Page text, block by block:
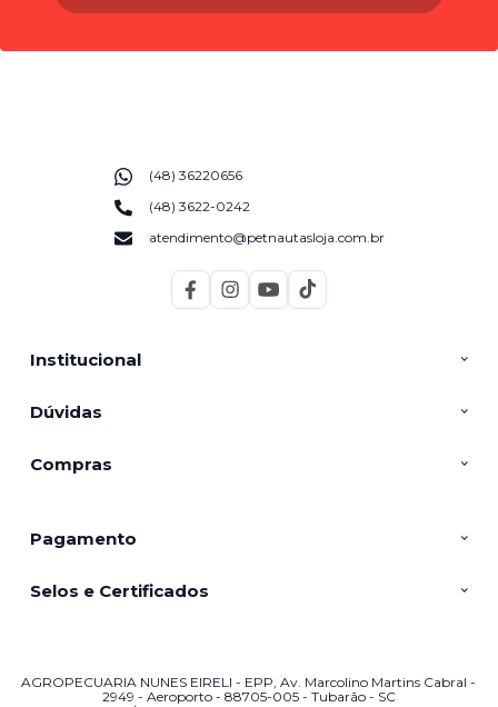
Institucional
Dúvidas
Compras
(48) 36220656
(48) 3622-0242
atendimento@petnautasloja.com.br
Pagamento
Selos e Certificados
AGROPECUARIA NUNES EIRELI - EPP, Av. Marcolino Martins Cabral -
2949 - Aeroporto - 88705-005 - Tubarão - SC